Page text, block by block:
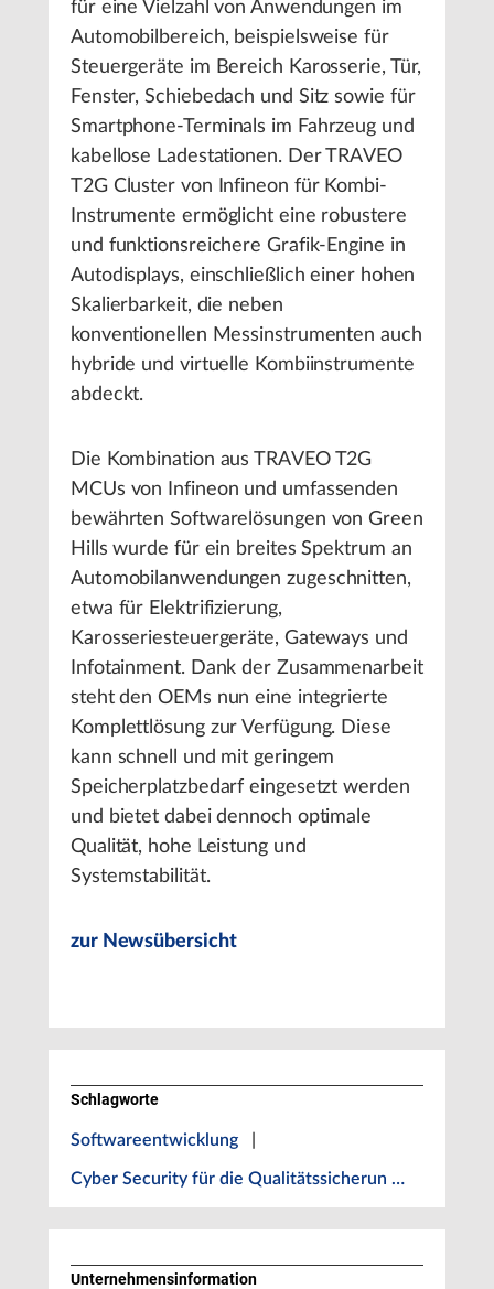
für eine Vielzahl von Anwendungen im
Automobilbereich, beispielsweise für
Steuergeräte im Bereich Karosserie, Tür,
Fenster, Schiebedach und Sitz sowie für
Smartphone-Terminals im Fahrzeug und
kabellose Ladestationen. Der TRAVEO
T2G Cluster von Infineon für Kombi-
Instrumente ermöglicht eine robustere
und funktionsreichere Grafik-Engine in
Autodisplays, einschließlich einer hohen
Skalierbarkeit, die neben
konventionellen Messinstrumenten auch
hybride und virtuelle Kombiinstrumente
abdeckt.
Die Kombination aus TRAVEO T2G
MCUs von Infineon und umfassenden
bewährten Softwarelösungen von Green
Hills wurde für ein breites Spektrum an
Automobilanwendungen zugeschnitten,
etwa für Elektrifizierung,
Karosseriesteuergeräte, Gateways und
Infotainment. Dank der Zusammenarbeit
steht den OEMs nun eine integrierte
Komplettlösung zur Verfügung. Diese
kann schnell und mit geringem
Speicherplatzbedarf eingesetzt werden
und bietet dabei dennoch optimale
Qualität, hohe Leistung und
Systemstabilität.
zur Newsübersicht
Schlagworte
Softwareentwicklung
Cyber Security für die Qualitätssicherun …
Unternehmens­information